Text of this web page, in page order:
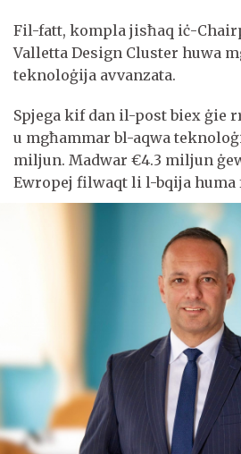
Fil-fatt, kompla jisħaq iċ-
Valletta Design Cluster huwa
teknoloġija avvanzata.
Spjega kif dan il-post biex ġie
u mgħammar bl-aqwa
miljun. Madwar €4.3 miljun
Ewropej filwaqt li l-bqija huma